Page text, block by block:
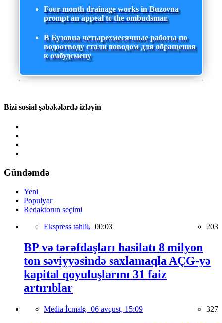
Four-month drainage works in Buzovna
prompt an appeal to the ombudsman
В Бузовна четырехмесячные работы по
водоотводу стали поводом для обращения
к омбудсмену
Bizi sosial şəbəkələrdə izləyin
Gündəmdə
Yeni
Populyar
Redaktorun seçimi
Ekspress təhlil, 00:03 203
BP və tərəfdaşları hasilatı 8 milyon
ton səviyyəsində saxlamaqla AÇG-yə
kapital qoyuluşlarını 31 faiz
artırıblar
Media İcmalı, 06 avqust, 15:09 327